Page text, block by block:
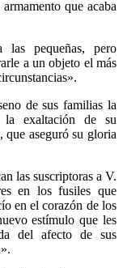
que acaba
las pequeñas, pero
a un objeto el más
de sus familias la
exaltación de su
que aseguró su gloria
las suscriptoras a V.
en los fusiles que
en el corazón de los
estímulo que les
del afecto de sus